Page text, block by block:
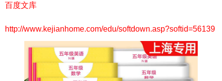
百度文库
http://www.kejianhome.com/edu/softdown.asp?softid=56139